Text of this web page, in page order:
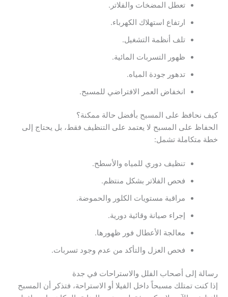
تعطل المضخات والفلاتر.
ارتفاع استهلاك الكهرباء.
تلف أنظمة التشغيل.
ظهور التسربات المائية.
تدهور جودة المياه.
انخفاض العمر الافتراضي للمسبح.
كيف نحافظ على المسبح بأفضل حالة ممكنة؟
الحفاظ على المسبح لا يعتمد على التنظيف فقط، بل يحتاج إلى
خطة متكاملة تشمل:
تنظيف دوري للمياه والأسطح.
فحص الفلاتر بشكل منتظم.
مراقبة مستويات الكلور والحموضة.
إجراء صيانة وقائية دورية.
معالجة الأعطال فور ظهورها.
فحص العزل والتأكد من عدم وجود تسربات.
رسالة إلى أصحاب الفلل والاستراحات في جدة
إذا كنت تمتلك مسبحاً داخل الفيلا أو الاستراحة، فتذكر أن المسبح